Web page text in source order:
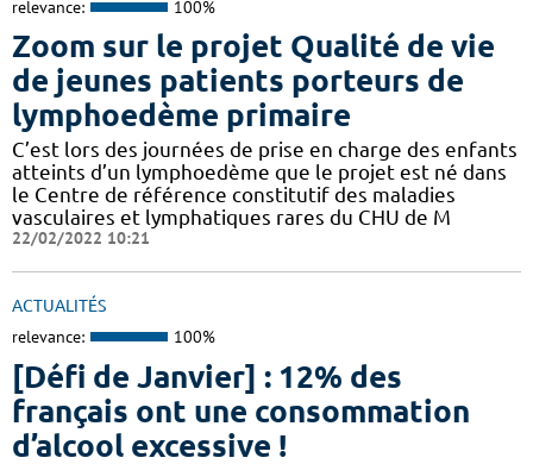
relevance: 100%
Zoom sur le projet Qualité de vie
de jeunes patients porteurs de
lymphoedème primaire
C’est lors des journées de prise en charge des enfants
atteints d’un lymphoedème que le projet est né dans
le Centre de référence constitutif des maladies
vasculaires et lymphatiques rares du CHU de M
22/02/2022 10:21
ACTUALITÉS
relevance: 100%
[Défi de Janvier] : 12% des
français ont une consommation
d’alcool excessive !